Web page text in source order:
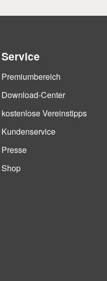
Service
Premiumbereich
Download-Center
kostenlose Vereinstipps
Kundenservice
Presse
Shop